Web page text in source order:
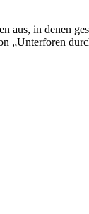
aus, in denen
„Unterforen